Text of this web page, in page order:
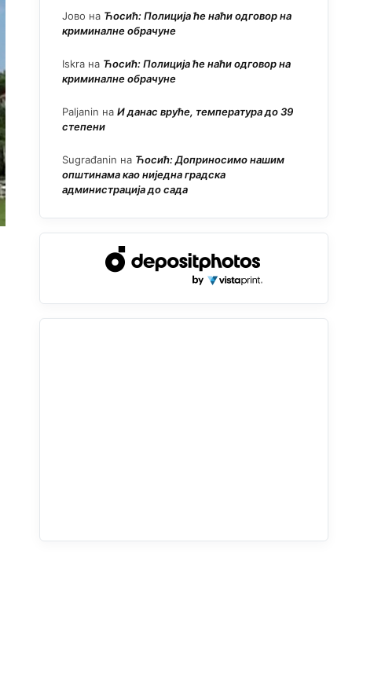
Јово на Ћосић: Полиција ће наћи одговор на
криминалне обрачуне
Iskra на Ћосић: Полиција ће наћи одговор на
криминалне обрачуне
Paljanin на И данас вруће, температура до 39
степени
Sugrađanin на Ћосић: Доприносимо нашим
општинама као ниједна градска
администрација до сада